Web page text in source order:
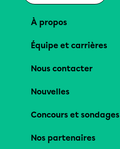
À propos
Équipe et carrières
Nous contacter
Nouvelles
Concours et sondages
Nos partenaires